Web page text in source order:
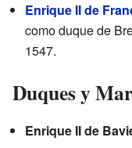
Enrique II de
como duque de
1547.
Duques y
Enrique II de